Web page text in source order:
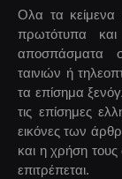
Ολα τα κείμενα
πρωτότυπα και
αποσπάσματα
ταινιών ή
τα επίσημα
τις επίσημες
εικόνες των
και η χρήση
επιτρέπεται.